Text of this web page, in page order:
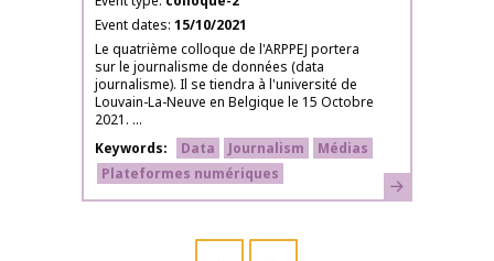
Event dates 15/10/2021
Le quatrième colloque de l'ARPPEJ portera
sur le journalisme de données (data
journalisme). Il se tiendra à l'université de
Louvain-La-Neuve en Belgique le 15 Octobre
2021. ...
Keywords
Data Journalism
Médias
Plateformes numériques
Learn more